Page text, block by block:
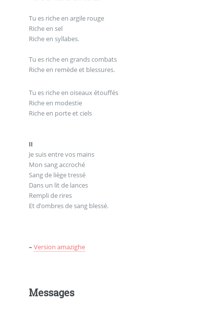
Tu es riche en argile rouge
Riche en sel
Riche en syllabes.
Tu es riche en grands combats
Riche en remède et blessures.
Tu es riche en oiseaux étouffés
Riche en modestie
Riche en porte et ciels
II
Je suis entre vos mains
Mon sang accroché
Sang de liège tressé
Dans un lit de lances
Rempli de rires
Et d’ombres de sang blessé.
– Version amazighe
Messages